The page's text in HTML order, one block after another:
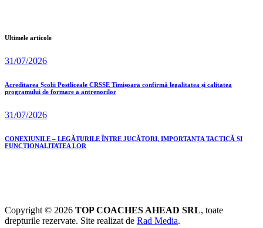
Ultimele articole
31/07/2026
Acreditarea Școlii Postliceale CRSSE Timișoara confirmă legalitatea și calitatea
programului de formare a antrenorilor
31/07/2026
CONEXIUNILE – LEGĂTURILE ÎNTRE JUCĂTORI, IMPORTANȚA TACTICĂ ȘI
FUNCȚIONALITATEA LOR
Copyright © 2026 TOP COACHES AHEAD SRL, toate
drepturile rezervate. Site realizat de Rad Media.